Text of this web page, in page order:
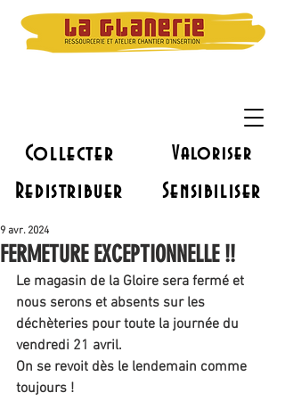
Collecter Valoriser
Redistribuer Sensibiliser
FERMETURE EXCEPTIONNELLE !!
9 avr. 2024
Le magasin de la Gloire sera fermé et
nous serons et absents sur les
déchèteries pour toute la journée du
vendredi 21 avril.
On se revoit dès le lendemain comme
toujours !